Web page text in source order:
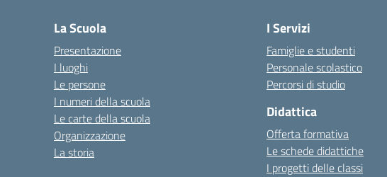
La Scuola
Presentazione
I luoghi
Le persone
I numeri della scuola
Le carte della scuola
Organizzazione
La storia
I Servizi
Famiglie e studenti
Personale scolastico
Percorsi di studio
Didattica
Offerta formativa
Le schede didattiche
I progetti delle classi